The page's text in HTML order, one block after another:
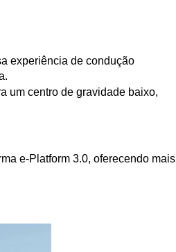
experiência de condução
um centro de gravidade baixo,
e-Platform 3.0, oferecendo mais